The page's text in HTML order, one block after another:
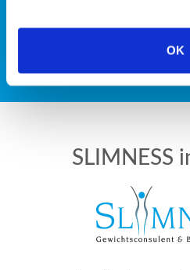
OK
PLAN EEN
SLIMNESS